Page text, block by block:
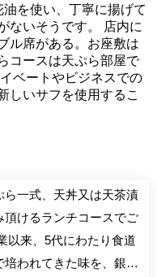
を使い、丁寧に揚げて
ないそうです。 店内に
ル席がある。お座敷は
コースは天ぷら部屋で
ベートやビジネスでの
しいサフを使用するこ
ら一式、天丼又は天茶漬
頂けるランチコースでご
以来、5代にわたり食道
培われてきた味を、銀